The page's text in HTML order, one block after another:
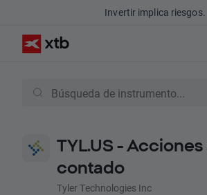
Invertir implica riesgos.
TYL.US - Acciones
contado
Tyler Technologies Inc